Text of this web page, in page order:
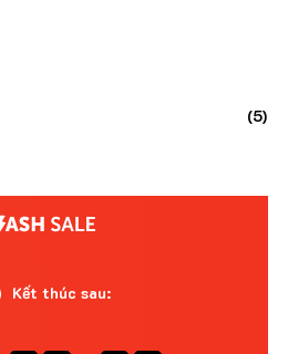
(5)
Kết thúc sau: